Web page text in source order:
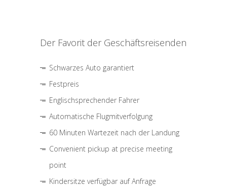
Der Favorit der Geschäftsreisenden
Schwarzes Auto garantiert
Festpreis
Englischsprechender Fahrer
Automatische Flugmitverfolgung
60 Minuten Wartezeit nach der Landung
Convenient pickup at precise meeting
point
Kindersitze verfügbar auf Anfrage